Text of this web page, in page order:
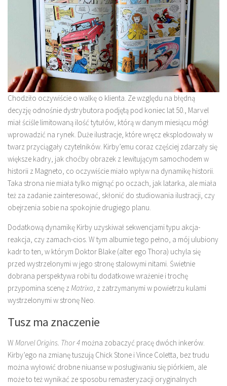
Chodziło oczywiście o walkę o klienta. Ze względu na błędną
decyzję odnośnie dystrybutora podjętą pod koniec lat 50., Marvel
miał ściśle limitowaną ilość tytułów, którą w danym miesiącu mógł
wprowadzić na rynek. Duże ilustracje, które wręcz eksplodowały w
twarz przyciągały czytelników. Kirby’emu coraz częściej zdarzały się
większe kadry, jak choćby obrazek z lewitującym samochodem w
historii z Magneto, co oczywiście miało wpływ na dynamikę historii.
Taka strona nie miała tylko mignąć po oczach, jak latarka, ale miała
też za zadanie zainteresować, skłonić do studiowania ilustracji, czy
obejrzenia sobie na spokojnie drugiego planu.
Dodatkową dynamikę Kirby uzyskiwał sekwencjami typu akcja-
reakcja, czy zamach-cios. W tym albumie tego pełno, a mój ulubiony
kadr to ten, w którym Doktor Blake (alter ego Thora) uchyla się
przed wystrzelonymi w jego stronę stalowymi nitami. Świetnie
dobrana perspektywa robi tu dodatkowe wrażenie i trochę
przypomina scenę z Matrixa, z zatrzymanymi w powietrzu kulami
wystrzelonymi w stronę Neo.
Tusz ma znaczenie
W Marvel Origins. Thor 4 można zobaczyć pracę dwóch inkerów.
Kirby’ego na zmianę tuszują Chick Stone i Vince Coletta, bez trudu
można wyłowić drobne niuanse w posługiwaniu się piórkiem, ale
może to też wynikać ze sposobu remasteryzacji oryginalnych